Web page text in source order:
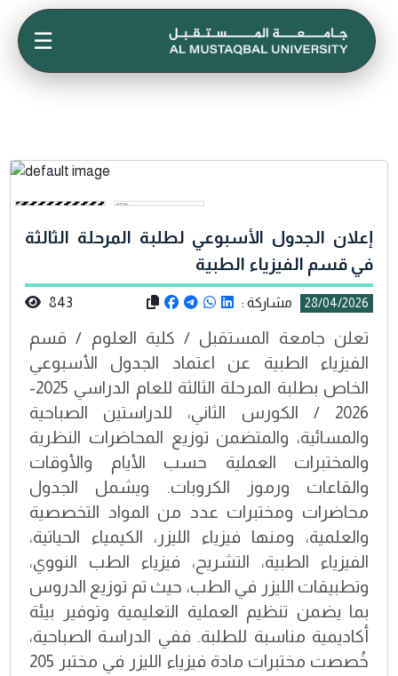
☰
إعلان الجدول الأسبوعي لطلبة المرحلة الثالثة
في قسم الفيزياء الطبية
28/04/2026 مشاركة : 843
تعلن جامعة المستقبل / كلية العلوم / قسم
الفيزياء الطبية عن اعتماد الجدول الأسبوعي
الخاص بطلبة المرحلة الثالثة للعام الدراسي 2025-
2026 / الكورس الثاني، للدراستين الصباحية
والمسائية، والمتضمن توزيع المحاضرات النظرية
والمختبرات العملية حسب الأيام والأوقات
والقاعات ورموز الكروبات. ويشمل الجدول
محاضرات ومختبرات عدد من المواد التخصصية
والعلمية، ومنها فيزياء الليزر، الكيمياء الحياتية،
الفيزياء الطبية، التشريح، فيزياء الطب النووي،
وتطبيقات الليزر في الطب، حيث تم توزيع الدروس
بما يضمن تنظيم العملية التعليمية وتوفير بيئة
أكاديمية مناسبة للطلبة. ففي الدراسة الصباحية،
خُصصت مختبرات مادة فيزياء الليزر في مختبر 205